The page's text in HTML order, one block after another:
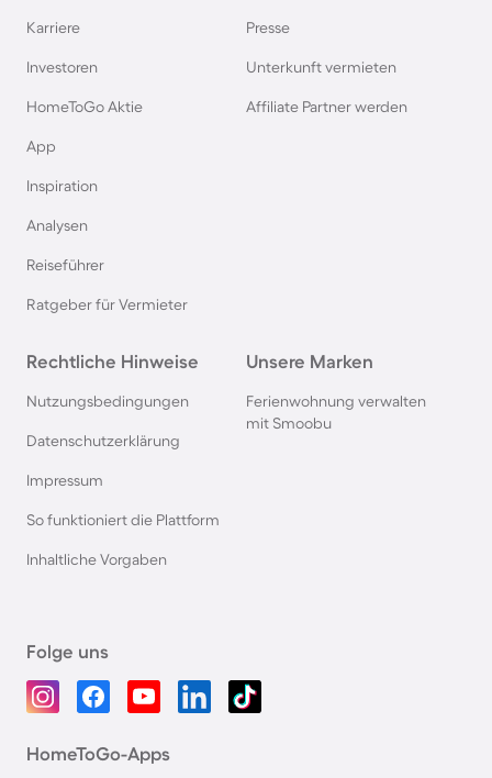
Karriere
Investoren
HomeToGo Aktie
App
Inspiration
Analysen
Reiseführer
Ratgeber für Vermieter
Presse
Unterkunft vermieten
Affiliate Partner werden
Rechtliche Hinweise
Nutzungsbedingungen
Datenschutzerklärung
Impressum
So funktioniert die Plattform
Inhaltliche Vorgaben
Unsere Marken
Ferienwohnung verwalten
mit Smoobu
Folge uns
HomeToGo-Apps